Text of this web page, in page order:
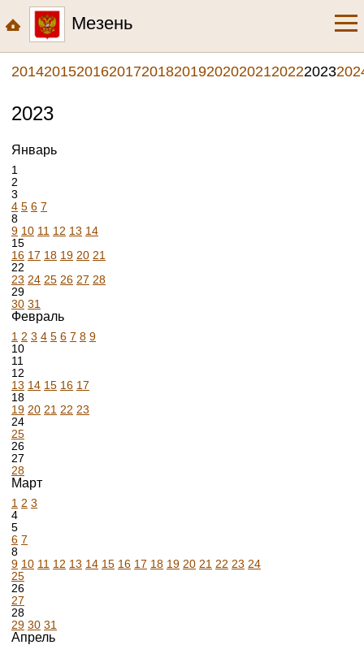
Мезень
2014201520162017201820192020202120222023
2023
Январь
1
2
3
4 5 6 7
8
9 10 11 12 13 14
15
16 17 18 19 20 21
22
23 24 25 26 27 28
29
30 31
Февраль
1 2 3 4 5 6 7 8 9
10
11
12
13 14 15 16 17
18
19 20 21 22 23
24
25
26
27
28
Март
1 2 3
4
5
6 7
8
9 10 11 12 13 14 15 16 17 18 19 20 21 22 23 24
25
26
27
28
29 30 31
Апрель